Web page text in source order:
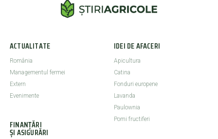
ACTUALITATE
România
Managementul fermei
Extern
Evenimente
FINANȚĂRI
ȘI ASIGURĂRI
IDEI DE AFACERI
Apicultura
Catina
Fonduri europene
Lavanda
Paulownia
Pomi fructiferi